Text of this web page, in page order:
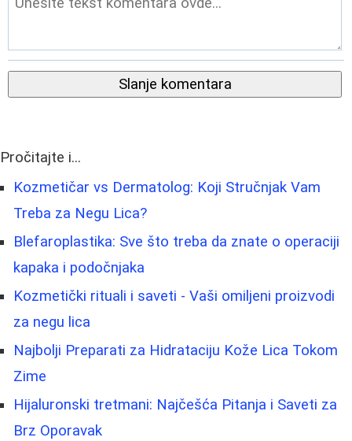
Slanje komentara
Pročitajte i...
Kozmetičar vs Dermatolog: Koji Stručnjak Vam
Treba za Negu Lica?
Blefaroplastika: Sve što treba da znate o operaciji
kapaka i podočnjaka
Kozmetički rituali i saveti - Vaši omiljeni proizvodi
za negu lica
Najbolji Preparati za Hidrataciju Kože Lica Tokom
Zime
Hijaluronski tretmani: Najčešća Pitanja i Saveti za
Brz Oporavak